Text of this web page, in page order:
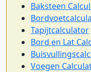
Baksteen
Tapijtcalculator
Bord en Lat
Voegen